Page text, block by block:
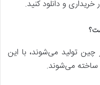
و دانلود کنید.
کنسول‌های پلی استیشن 5 در چین تولید می‌شوند، با این
می‌شوند.